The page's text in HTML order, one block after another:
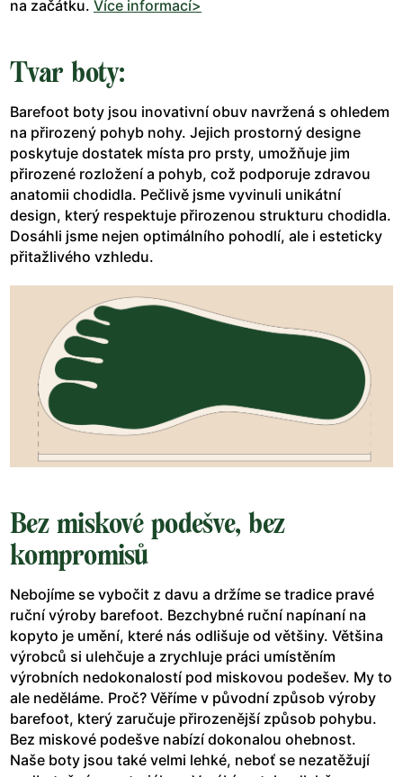
na začátku. Více informací>
Tvar boty:
Barefoot boty jsou inovativní obuv navržená s ohledem
na přirozený pohyb nohy. Jejich prostorný designe
poskytuje dostatek místa pro prsty, umožňuje jim
přirozené rozložení a pohyb, což podporuje zdravou
anatomii chodidla. Pečlivě jsme vyvinuli unikátní
design, který respektuje přirozenou strukturu chodidla.
Dosáhli jsme nejen optimálního pohodlí, ale i esteticky
přitažlivého vzhledu.
Bez miskové podešve, bez
kompromisů
Nebojíme se vybočit z davu a držíme se tradice pravé
ruční výroby barefoot. Bezchybné ruční napínaní na
kopyto je umění, které nás odlišuje od většiny. Většina
výrobců si ulehčuje a zrychluje práci umístěním
výrobních nedokonalostí pod miskovou podešev. My to
ale neděláme. Proč? Věříme v původní způsob výroby
barefoot, který zaručuje přirozenější způsob pohybu.
Bez miskové podešve nabízí dokonalou ohebnost.
Naše boty jsou také velmi lehké, neboť se nezatěžují